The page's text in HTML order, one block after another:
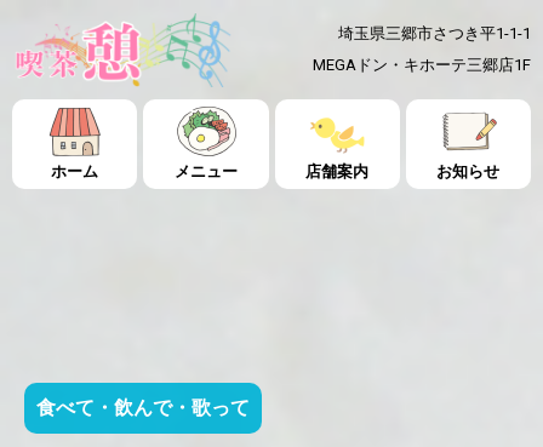
埼玉県三郷市さつき平1-1-1
MEGAドン・キホーテ三郷店1F
ホーム メニュー 店舗案内 お知らせ
食べて・飲んで・歌って